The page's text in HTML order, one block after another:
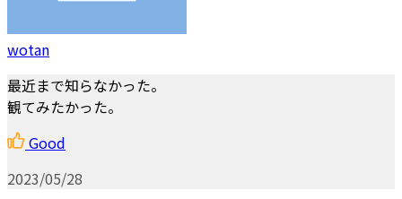
wotan
最近まで知らなかった。
観てみたかった。
Good
2023/05/28